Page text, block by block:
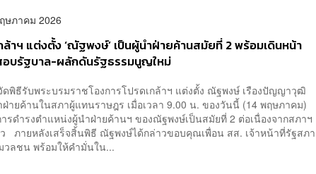
ษภาคม 2026
ล้าฯ แต่งตั้ง ‘ณัฐพงษ์’ เป็นผู้นำฝ่ายค้านสมัยที่ 2 พร้อมเดินหน้า
บรัฐบาล-ผลักดันรัฐธรรมนูญใหม่
ดพิธีรับพระบรมราชโองการโปรดเกล้าฯ แต่งตั้ง ณัฐพงษ์ เรืองปัญญาวุฒิ
ฝ่ายค้านในสภาผู้แทนราษฎร เมื่อเวลา 9.00 น. ของวันนี้ (14 พฤษภาคม)
ารดำรงตำแหน่งผู้นำฝ่ายค้านฯ ของณัฐพงษ์เป็นสมัยที่ 2 ต่อเนื่องจากสภาฯ
ภายหลังเสร็จสิ้นพิธี ณัฐพงษ์ได้กล่าวขอบคุณเพื่อน สส. เจ้าหน้าที่รัฐสภา
วลชน พร้อมให้คำมั่นใน...